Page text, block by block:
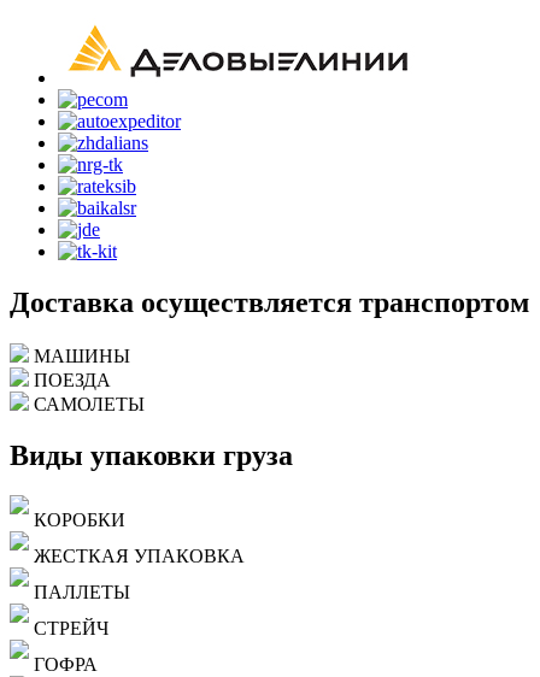
Доставка осуществляется транспортом
МАШИНЫ
ПОЕЗДА
САМОЛЕТЫ
Виды упаковки груза
КОРОБКИ
ЖЕСТКАЯ УПАКОВКА
ПАЛЛЕТЫ
СТРЕЙЧ
ГОФРА